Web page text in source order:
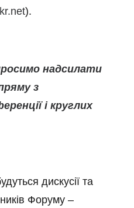
).
надсилати
з
і круглих
дискусії та
Форуму –